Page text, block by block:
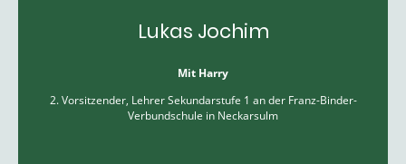
Lukas Jochim
Mit Harry
2. Vorsitzender, Lehrer Sekundarstufe 1 an der Franz-Binder-
Verbundschule in Neckarsulm